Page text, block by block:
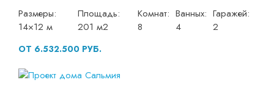
Размеры:
14×12 м
Площадь:
201 м2
Комнат:
8
Ванных:
4
Гаражей:
2
ОТ 6.532.500 РУБ.